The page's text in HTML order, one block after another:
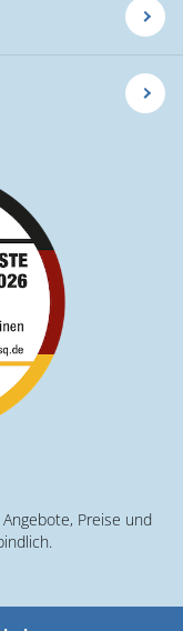
Preise und